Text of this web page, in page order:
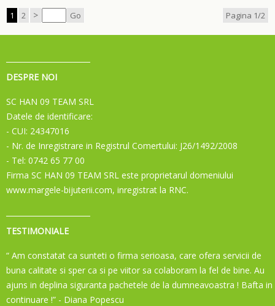
1 2 > Go Pagina 1/2
DESPRE NOI
SC HAN 09 TEAM SRL
Datele de identificare:
- CUI: 24347016
- Nr. de Inregistrare in Registrul Comertului: J26/1492/2008
- Tel: 0742 65 77 00
Firma SC HAN 09 TEAM SRL este proprietarul domeniului
www.margele-bijuterii.com, inregistrat la RNC.
TESTIMONIALE
“ Am constatat ca sunteti o firma serioasa, care ofera servicii de
buna calitate si sper ca si pe viitor sa colaboram la fel de bine. Au
ajuns in deplina siguranta pachetele de la dumneavoastra ! Bafta in
continuare !” - Diana Popescu